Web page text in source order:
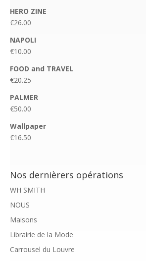
HERO ZINE
€26.00
NAPOLI
€10.00
FOOD and TRAVEL
€20.25
PALMER
€50.00
Wallpaper
€16.50
Nos dernièrers opérations
WH SMITH
NOUS
Maisons
Librairie de la Mode
Carrousel du Louvre